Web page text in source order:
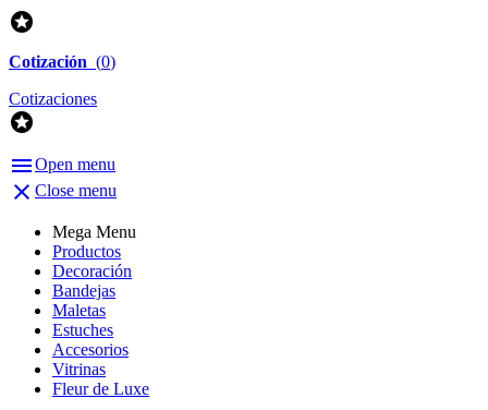

Cotización (0)
Cotizaciones

Open menu
 Close menu
Mega Menu
Productos
Decoración
Bandejas
Maletas
Estuches
Accesorios
Vitrinas
Fleur de Luxe